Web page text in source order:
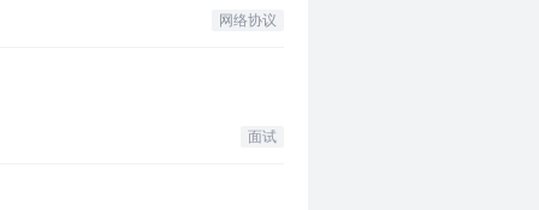
网络协议
面试